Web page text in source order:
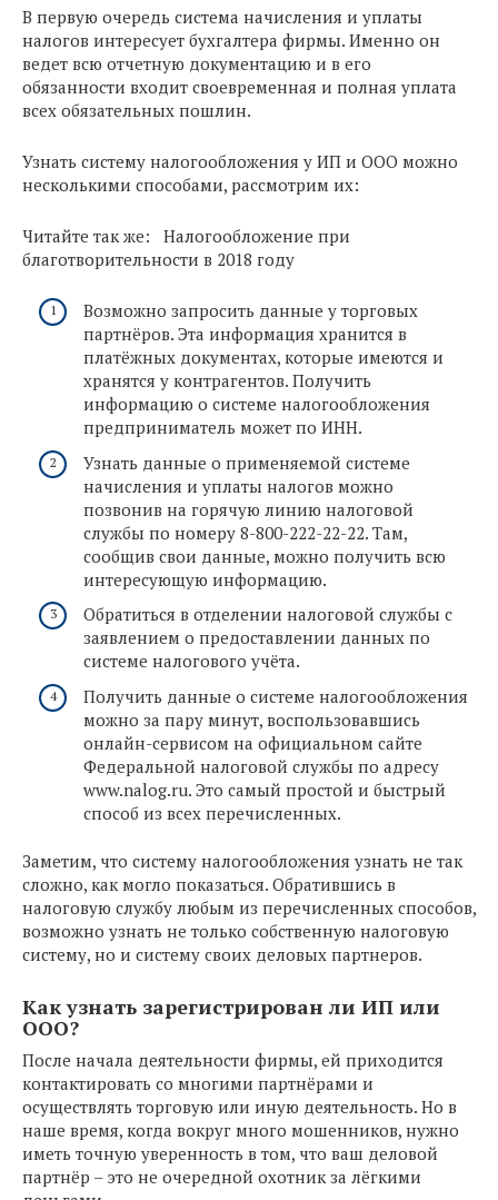
В первую очередь система начисления и уплаты
налогов интересует бухгалтера фирмы. Именно он
ведет всю отчетную документацию и в его
обязанности входит своевременная и полная уплата
всех обязательных пошлин.
Узнать систему налогообложения у ИП и ООО можно
несколькими способами, рассмотрим их:
Читайте так же: Налогообложение при
благотворительности в 2018 году
Возможно запросить данные у торговых
партнёров. Эта информация хранится в
платёжных документах, которые имеются и
хранятся у контрагентов. Получить
информацию о системе налогообложения
предприниматель может по ИНН.
Узнать данные о применяемой системе
начисления и уплаты налогов можно
позвонив на горячую линию налоговой
службы по номеру 8-800-222-22-22. Там,
сообщив свои данные, можно получить всю
интересующую информацию.
Обратиться в отделении налоговой службы с
заявлением о предоставлении данных по
системе налогового учёта.
Получить данные о системе налогообложения
можно за пару минут, воспользовавшись
онлайн-сервисом на официальном сайте
Федеральной налоговой службы по адресу
www.nalog.ru. Это самый простой и быстрый
способ из всех перечисленных.
Заметим, что систему налогообложения узнать не так
сложно, как могло показаться. Обратившись в
налоговую службу любым из перечисленных способов,
возможно узнать не только собственную налоговую
систему, но и систему своих деловых партнеров.
Как узнать зарегистрирован ли ИП или
ООО?
После начала деятельности фирмы, ей приходится
контактировать со многими партнёрами и
осуществлять торговую или иную деятельность. Но в
наше время, когда вокруг много мошенников, нужно
иметь точную уверенность в том, что ваш деловой
партнёр – это не очередной охотник за лёгкими